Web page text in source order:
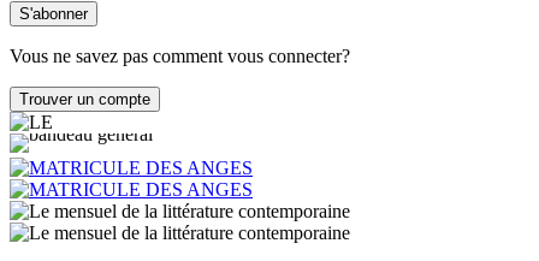
Vous ne savez pas comment vous connecter?